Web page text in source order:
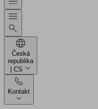
Česká
republika
| CS
Kontakt